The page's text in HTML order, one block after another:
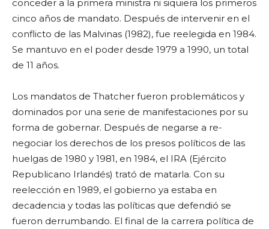
conceder a la primera ministra ni siquiera los primeros
cinco años de mandato. Después de intervenir en el
conflicto de las Malvinas (1982), fue reelegida en 1984.
Se mantuvo en el poder desde 1979 a 1990, un total
de 11 años.
Los mandatos de Thatcher fueron problemáticos y
dominados por una serie de manifestaciones por su
forma de gobernar. Después de negarse a re-
negociar los derechos de los presos políticos de las
huelgas de 1980 y 1981, en 1984, el IRA (Ejército
Republicano Irlandés) trató de matarla. Con su
reelección en 1989, el gobierno ya estaba en
decadencia y todas las políticas que defendió se
fueron derrumbando. El final de la carrera política de